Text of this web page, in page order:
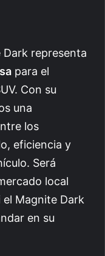
Dark representa
para el
Con su
una
los
eficiencia y
Será
local
Magnite Dark
en su